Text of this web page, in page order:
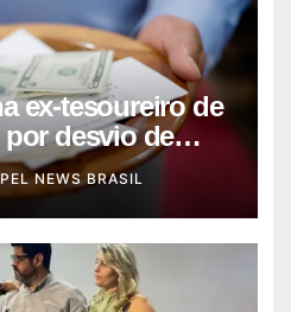
ex-tesoureiro de
desvio de
NEWS BRASIL